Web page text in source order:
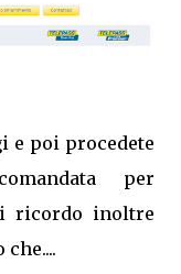
e poi procedete
per
ricordo inoltre